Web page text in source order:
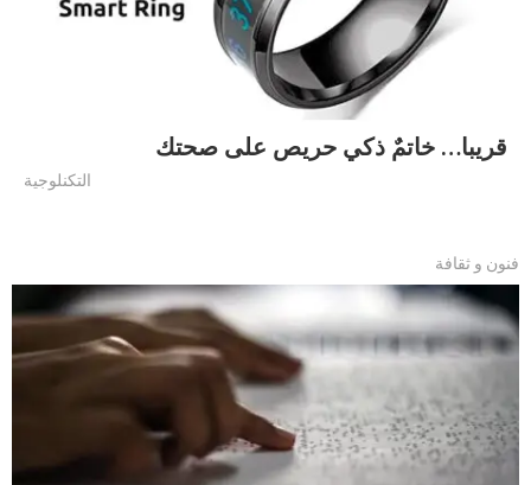
قريبا… خاتمٌ ذكي حريص على صحتك
التكنلوجية
فنون و ثقافة